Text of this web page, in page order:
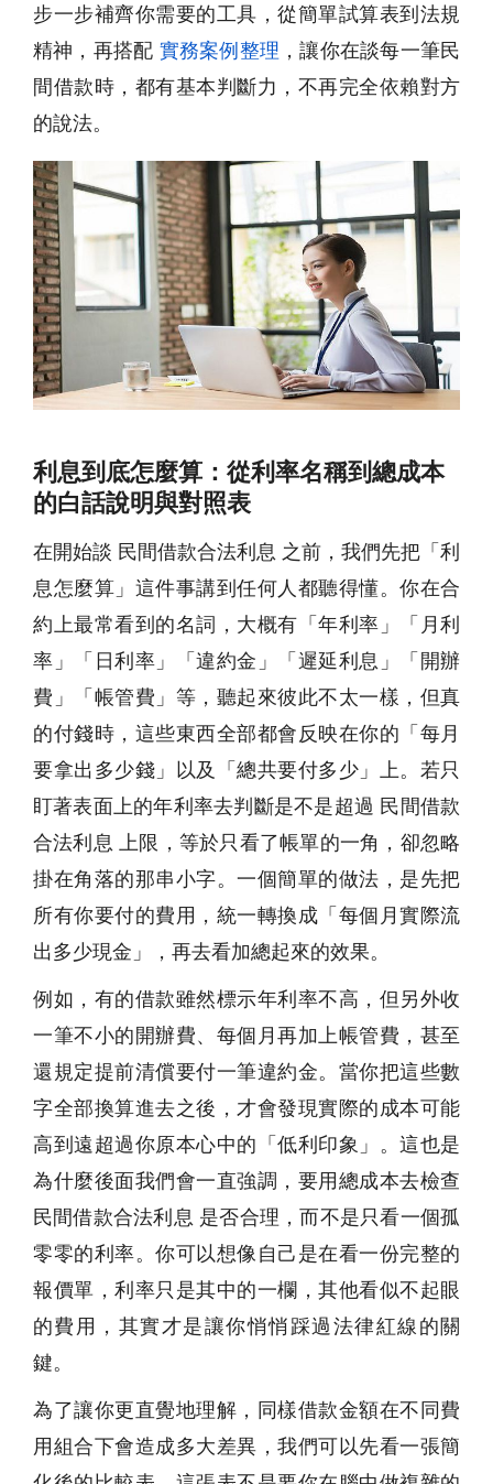
步一步補齊你需要的工具，從簡單試算表到法規
精神，再搭配 實務案例整理 ，讓你在談每一筆民
間借款時，都有基本判斷力，不再完全依賴對方
的說法。
利息到底怎麼算：從利率名稱到總成本
的白話說明與對照表
在開始談 民間借款合法利息 之前，我們先把「利
息怎麼算」這件事講到任何人都聽得懂。你在合
約上最常看到的名詞，大概有「年利率」「月利
率」「日利率」「違約金」「遲延利息」「開辦
費」「帳管費」等，聽起來彼此不太一樣，但真
的付錢時，這些東西全部都會反映在你的「每月
要拿出多少錢」以及「總共要付多少」上。若只
盯著表面上的年利率去判斷是不是超過 民間借款
合法利息 上限，等於只看了帳單的一角，卻忽略
掛在角落的那串小字。一個簡單的做法，是先把
所有你要付的費用，統一轉換成「每個月實際流
出多少現金」，再去看加總起來的效果。
例如，有的借款雖然標示年利率不高，但另外收
一筆不小的開辦費、每個月再加上帳管費，甚至
還規定提前清償要付一筆違約金。當你把這些數
字全部換算進去之後，才會發現實際的成本可能
高到遠超過你原本心中的「低利印象」。這也是
為什麼後面我們會一直強調，要用總成本去檢查
民間借款合法利息 是否合理，而不是只看一個孤
零零的利率。你可以想像自己是在看一份完整的
報價單，利率只是其中的一欄，其他看似不起眼
的費用，其實才是讓你悄悄踩過法律紅線的關
鍵。
為了讓你更直覺地理解，同樣借款金額在不同費
用組合下會造成多大差異，我們可以先看一張簡